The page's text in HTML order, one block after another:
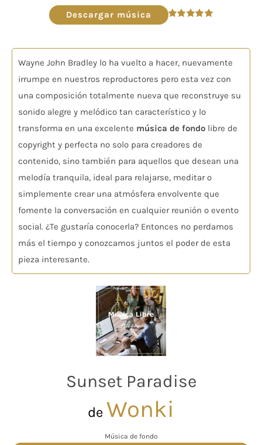
audio
Descargar música
Wayne John Bradley lo ha vuelto a hacer, nuevamente
irrumpe en nuestros reproductores pero esta vez con
una composición totalmente nueva que reconstruye su
sonido alegre y melódico tan característico y lo
transforma en una excelente música de fondo libre de
copyright y perfecta no solo para creadores de
contenido, sino también para aquellos que desean una
melodía tranquila, ideal para relajarse, meditar o
simplemente crear una atmósfera envolvente que
fomente la conversación en cualquier reunión o evento
social. ¿Te gustaría conocerla? Entonces no perdamos
más el tiempo y conozcamos juntos el poder de esta
pieza interesante.
Sunset Paradise
de Wonki
Música de fondo